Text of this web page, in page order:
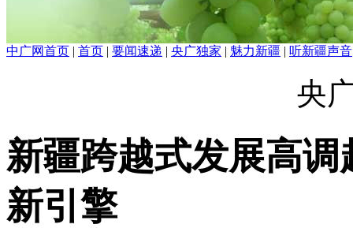
中广网首页 | 首页 | 要闻速递 | 央广独家 | 魅力新疆 | 听新疆声音
央
新疆跨越式发展高
新引擎